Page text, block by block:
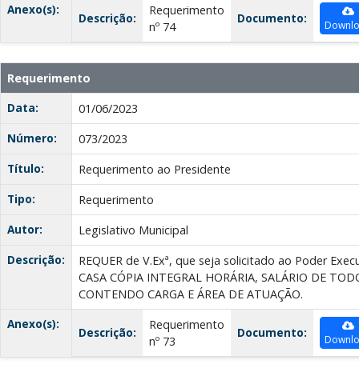
Anexo(s):
Descrição:
Requerimento
nº 74
Documento:
Requerimento
Data:
01/06/2023
Número:
073/2023
Título:
Requerimento ao Presidente
Tipo:
Requerimento
Autor:
Legislativo Municipal
Descrição:
REQUER de V.Exª, que seja solicitado ao Poder
CASA CÓPIA INTEGRAL HORÁRIA, SALÁRIO DE
CONTENDO CARGA E ÁREA DE ATUAÇÃO.
Anexo(s):
Descrição:
Requerimento
nº 73
Documento: